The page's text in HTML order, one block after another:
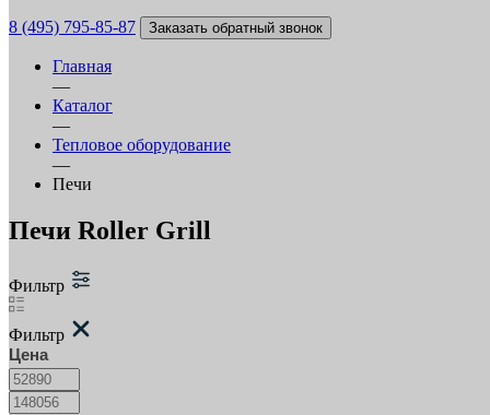
8 (495) 795-85-87 Заказать обратный звонок
Главная
—
Каталог
—
Тепловое оборудование
—
Печи
Печи Roller Grill
Фильтр
Фильтр
Цена